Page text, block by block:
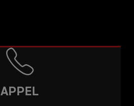
APPEL